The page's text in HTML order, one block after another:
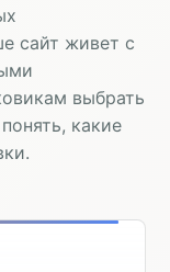
сайт живет с
выбрать
какие